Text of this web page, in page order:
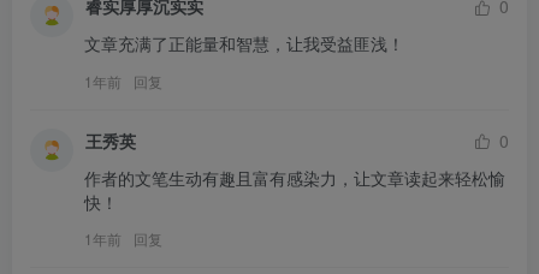
睿实厚厚沉实实
0
文章充满了正能量和智慧，让我受益匪浅！
1年前 回复
王秀英
0
作者的文笔生动有趣且富有感染力，让文章读起来轻松愉
快！
1年前 回复